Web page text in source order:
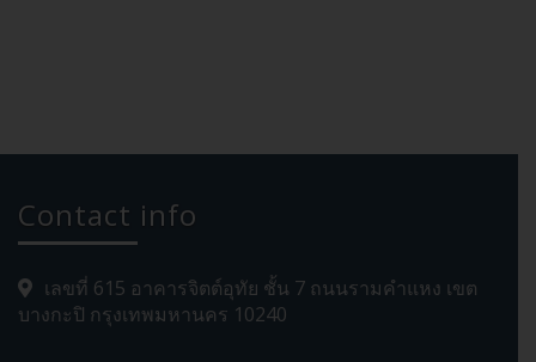
Contact info
เลขที่ 615 อาคารจิตต์อุทัย ชั้น 7 ถนนรามคำแหง เขต
บางกะปิ กรุงเทพมหานคร 10240